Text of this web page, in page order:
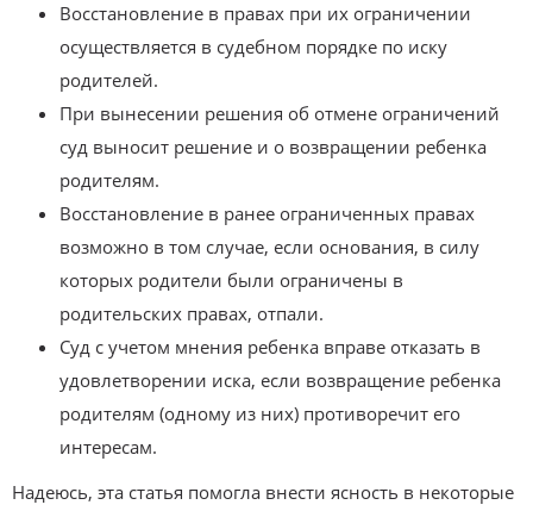
Восстановление в правах при их ограничении
осуществляется в судебном порядке по иску
родителей.
При вынесении решения об отмене ограничений
суд выносит решение и о возвращении ребенка
родителям.
Восстановление в ранее ограниченных правах
возможно в том случае, если основания, в силу
которых родители были ограничены в
родительских правах, отпали.
Суд с учетом мнения ребенка вправе отказать в
удовлетворении иска, если возвращение ребенка
родителям (одному из них) противоречит его
интересам.
Надеюсь, эта статья помогла внести ясность в некоторые